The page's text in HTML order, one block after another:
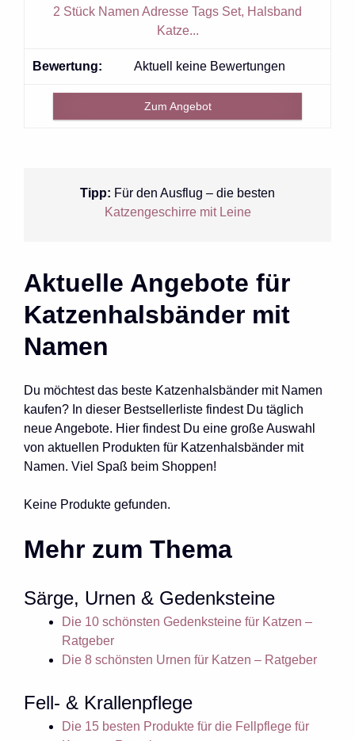
2 Stück Namen Adresse Tags Set, Halsband
Katze...
Aktuell keine Bewertungen
Zum Angebot
Tipp: Für den Ausflug – die besten
Katzengeschirre mit Leine
Aktuelle Angebote für
Katzenhalsbänder mit
Namen
Du möchtest das beste Katzenhalsbänder mit Namen
kaufen? In dieser Bestsellerliste findest Du täglich
neue Angebote. Hier findest Du eine große Auswahl
von aktuellen Produkten für Katzenhalsbänder mit
Namen. Viel Spaß beim Shoppen!
Keine Produkte gefunden.
Mehr zum Thema
Särge, Urnen & Gedenksteine
Die 10 schönsten Gedenksteine für Katzen –
Ratgeber
Die 8 schönsten Urnen für Katzen – Ratgeber
Fell- & Krallenpflege
Die 15 besten Produkte für die Fellpflege für